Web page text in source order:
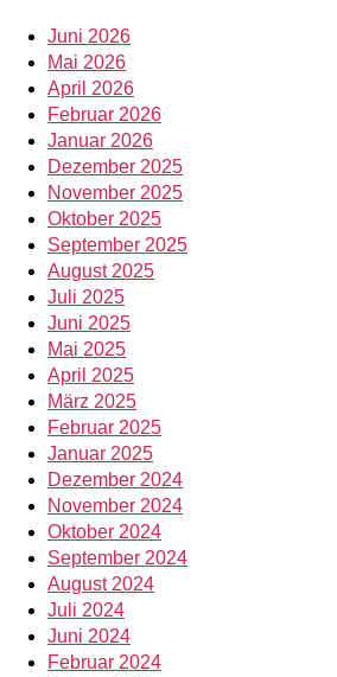
Juni 2026
Mai 2026
April 2026
Februar 2026
Januar 2026
Dezember 2025
November 2025
Oktober 2025
September 2025
August 2025
Juli 2025
Juni 2025
Mai 2025
April 2025
März 2025
Februar 2025
Januar 2025
Dezember 2024
November 2024
Oktober 2024
September 2024
August 2024
Juli 2024
Juni 2024
Februar 2024